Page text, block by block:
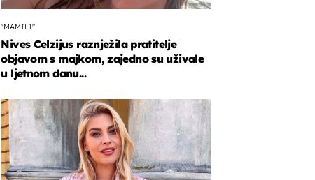
"MAMILI"
Nives Celzijus raznježila pratitelje
objavom s majkom, zajedno su uživale
u ljetnom danu...